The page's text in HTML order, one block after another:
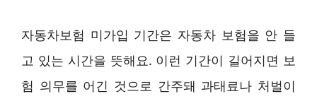
자동차보험 미가입 기간은 자동차 보험을 안 들
고 있는 시간을 뜻해요. 이런 기간이 길어지면 보
험 의무를 어긴 것으로 간주돼 과태료나 처벌이